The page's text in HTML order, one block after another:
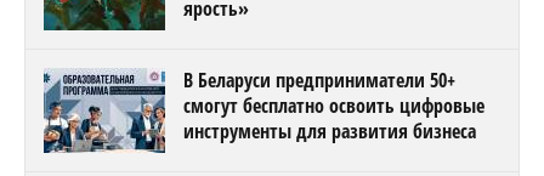
ярость»
В Беларуси предприниматели 50+
смогут бесплатно освоить цифровые
инструменты для развития бизнеса